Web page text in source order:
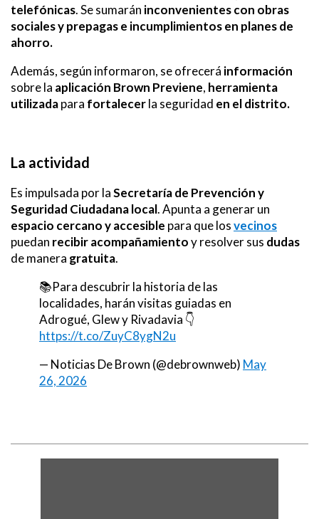
telefónicas. Se sumarán inconvenientes con obras
sociales y prepagas e incumplimientos en planes de
ahorro.
Además, según informaron, se ofrecerá información
sobre la aplicación Brown Previene, herramienta
utilizadapara fortalecerla seguridad en el distrito.
La actividad
Es impulsada por laSecretaría de Prevención y
Seguridad Ciudadana local. Apunta a generar un
espacio cercano y accesible para que losvecinos
puedan recibiracompañamientoy resolver sus dudas
de manera gratuita.
📚Para descubrir la historia de las
localidades, harán visitas guiadas en
Adrogué, Glew y Rivadavia 👇
https://t.co/ZuyC8ygN2u
— Noticias De Brown (@debrownweb) May
26, 2026